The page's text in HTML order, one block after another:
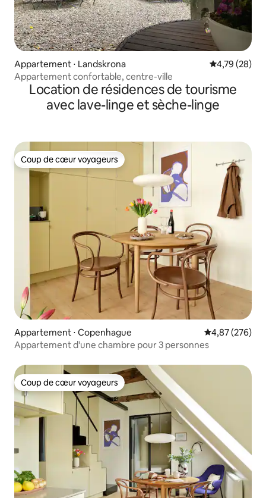
Appartement ⋅ Landskrona Évaluation
4,79 (28)
Appartement confortable, centre-ville
Location de résidences de tourisme
avec lave-linge et sèche-linge
Coup de cœur voyageurs
Coup de cœur voyageurs
Appartement ⋅ Copenhague Évaluation
4,87 (276)
Appartement d'une chambre pour 3 personnes
Coup de cœur voyageurs
Coup de cœur voyageurs